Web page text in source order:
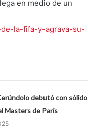
en medio de un
la-fifa-y-agrava-su-
debutó con sólido
Masters de París